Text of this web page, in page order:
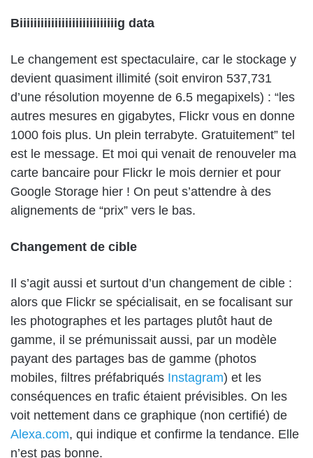
Biiiiiiiiiiiiiiiiiiiiiiiiiiiig data
Le changement est spectaculaire, car le stockage y
devient quasiment illimité (soit environ 537,731
d’une résolution moyenne de 6.5 megapixels) : “les
autres mesures en gigabytes, Flickr vous en donne
1000 fois plus. Un plein terrabyte. Gratuitement” tel
est le message. Et moi qui venait de renouveler ma
carte bancaire pour Flickr le mois dernier et pour
Google Storage hier ! On peut s’attendre à des
alignements de “prix” vers le bas.
Changement de cible
Il s’agit aussi et surtout d’un changement de cible :
alors que Flickr se spécialisait, en se focalisant sur
les photographes et les partages plutôt haut de
gamme, il se prémunissait aussi, par un modèle
payant des partages bas de gamme (photos
mobiles, filtres préfabriqués Instagram) et les
conséquences en trafic étaient prévisibles. On les
voit nettement dans ce graphique (non certifié) de
Alexa.com, qui indique et confirme la tendance. Elle
n’est pas bonne.